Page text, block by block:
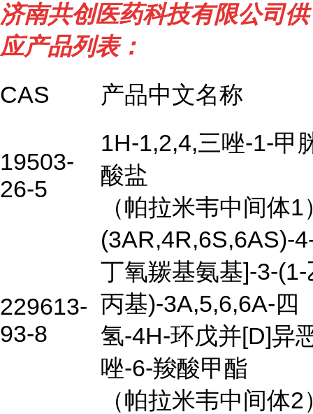
济南共创医药科技有限公司供
应产品列表：
CAS
产品中文名称
19503-
26-5
1H-1,2,4,三唑-1-甲
酸盐
（帕拉米韦中间体1
229613-
93-8
(3AR,4R,6S,6AS)-
丁氧羰基氨基]-3-(1-
丙基)-3A,5,6,6A-四
氢-4H-环戊并[D]异
唑-6-羧酸甲酯
（帕拉米韦中间体2